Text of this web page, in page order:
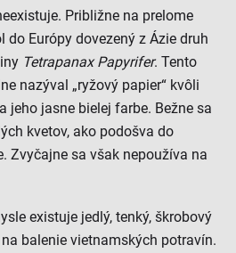
Približne na prelome
Európy dovezený z Ázie druh
Tetrapanax Papyrifer. Tento
nazýval „ryžový papier“ kvôli
jeho jasne bielej farbe. Bežne sa
kvetov, ako podošva do
Zvyčajne sa však nepoužíva na
existuje jedlý, tenký, škrobový
balenie vietnamských potravín.